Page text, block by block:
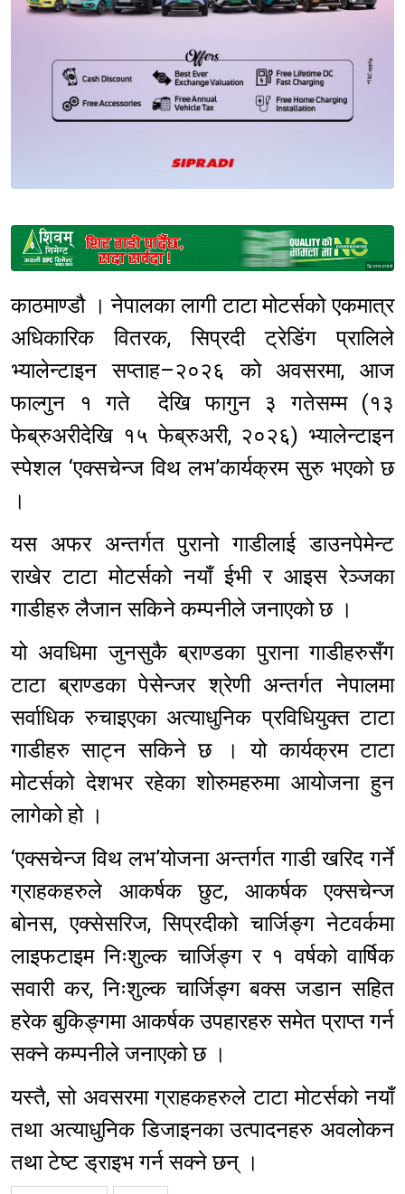
Sponsored
काठमाण्डौ । नेपालका लागी टाटा मोटर्सको एकमात्र
अधिकारिक वितरक, सिप्रदी ट्रेडिंग प्रालिले
भ्यालेन्टाइन सप्ताह–२०२६ को अवसरमा, आज
फाल्गुन १ गते देखि फागुन ३ गतेसम्म (१३
फेब्रुअरीदेखि १५ फेब्रुअरी, २०२६) भ्यालेन्टाइन
स्पेशल ‘एक्सचेन्ज विथ लभ’कार्यक्रम सुरु भएको छ
।
यस अफर अन्तर्गत पुरानो गाडीलाई डाउनपेमेन्ट
राखेर टाटा मोटर्सको नयाँ ईभी र आइस रेञ्जका
गाडीहरु लैजान सकिने कम्पनीले जनाएको छ ।
यो अवधिमा जुनसुकै ब्राण्डका पुराना गाडीहरुसँग
टाटा ब्राण्डका पेसेन्जर श्रेणी अन्तर्गत नेपालमा
सर्वाधिक रुचाइएका अत्याधुनिक प्रविधियुक्त टाटा
गाडीहरु साट्न सकिने छ । यो कार्यक्रम टाटा
मोटर्सको देशभर रहेका शोरुमहरुमा आयोजना हुन
लागेको हो ।
‘एक्सचेन्ज विथ लभ’योजना अन्तर्गत गाडी खरिद गर्ने
ग्राहकहरुले आकर्षक छुट, आकर्षक एक्सचेन्ज
बोनस, एक्सेसरिज, सिप्रदीको चार्जिङ्ग नेटवर्कमा
लाइफटाइम निःशुल्क चार्जिङ्ग र १ वर्षको वार्षिक
सवारी कर, निःशुल्क चार्जिङ्ग बक्स जडान सहित
हरेक बुकिङ्गमा आकर्षक उपहारहरु समेत प्राप्त गर्न
सक्ने कम्पनीले जनाएको छ ।
यस्तै, सो अवसरमा ग्राहकहरुले टाटा मोटर्सको नयाँ
तथा अत्याधुनिक डिजाइनका उत्पादनहरु अवलोकन
तथा टेष्ट ड्राइभ गर्न सक्ने छन् ।